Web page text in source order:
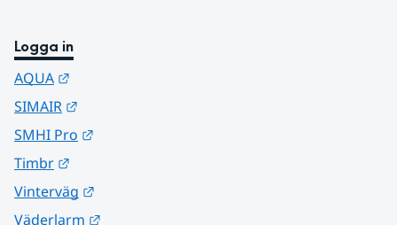
Logga in
AQUA
SIMAIR
SMHI Pro
Timbr
Vinterväg
Väderlarm